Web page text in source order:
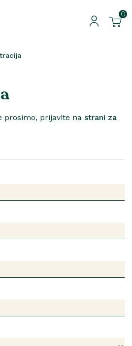
0
prosimo, prijavite na strani za